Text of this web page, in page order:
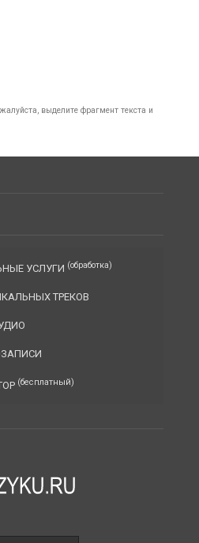
выделите фрагмент текста и
УСЛУГИ (обработка)
ТРЕКОВ
(бесплатный)